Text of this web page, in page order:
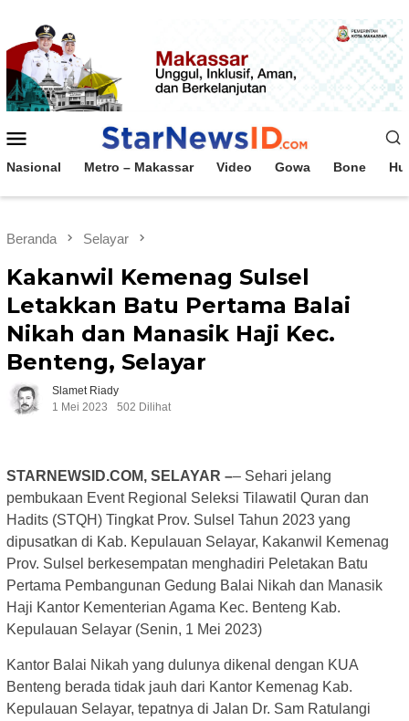
konten
Mobile
Nasional Metro – Makassar Video Gowa Bone
Beranda Selayar
Kakanwil Kemenag Sulsel
Letakkan Batu Pertama Balai
Nikah dan Manasik Haji Kec.
Benteng, Selayar
Slamet Riady
1 Mei 2023
502 Dilihat
STARNEWSID.COM, SELAYAR –– Sehari jelang
pembukaan Event Regional Seleksi Tilawatil Quran dan
Hadits (STQH) Tingkat Prov. Sulsel Tahun 2023 yang
dipusatkan di Kab. Kepulauan Selayar, Kakanwil Kemenag
Prov. Sulsel berkesempatan menghadiri Peletakan Batu
Pertama Pembangunan Gedung Balai Nikah dan Manasik
Haji Kantor Kementerian Agama Kec. Benteng Kab.
Kepulauan Selayar (Senin, 1 Mei 2023)
Kantor Balai Nikah yang dulunya dikenal dengan KUA
Benteng berada tidak jauh dari Kantor Kemenag Kab.
Kepulauan Selayar, tepatnya di Jalan Dr. Sam Ratulangi